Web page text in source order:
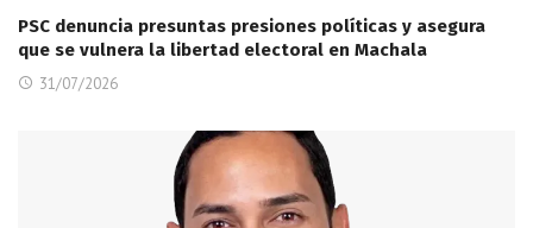
PSC denuncia presuntas presiones políticas y asegura
que se vulnera la libertad electoral en Machala
31/07/2026